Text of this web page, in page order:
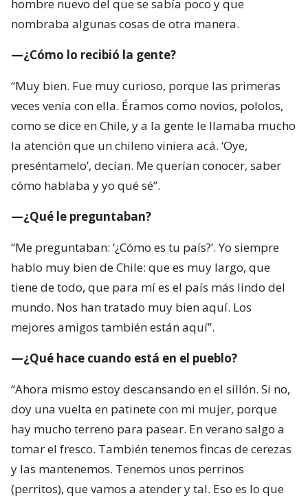
hombre nuevo del que se sabía poco y que
nombraba algunas cosas de otra manera.
—¿Cómo lo recibió la gente?
“Muy bien. Fue muy curioso, porque las primeras
veces venía con ella. Éramos como novios, pololos,
como se dice en Chile, y a la gente le llamaba mucho
la atención que un chileno viniera acá. ‘Oye,
preséntamelo’, decían. Me querían conocer, saber
cómo hablaba y yo qué sé”.
—¿Qué le preguntaban?
“Me preguntaban: ‘¿Cómo es tu país?’. Yo siempre
hablo muy bien de Chile: que es muy largo, que
tiene de todo, que para mí es el país más lindo del
mundo. Nos han tratado muy bien aquí. Los
mejores amigos también están aquí”.
—¿Qué hace cuando está en el pueblo?
“Ahora mismo estoy descansando en el sillón. Si no,
doy una vuelta en patinete con mi mujer, porque
hay mucho terreno para pasear. En verano salgo a
tomar el fresco. También tenemos fincas de cerezas
y las mantenemos. Tenemos unos perrinos
(perritos), que vamos a atender y tal. Eso es lo que